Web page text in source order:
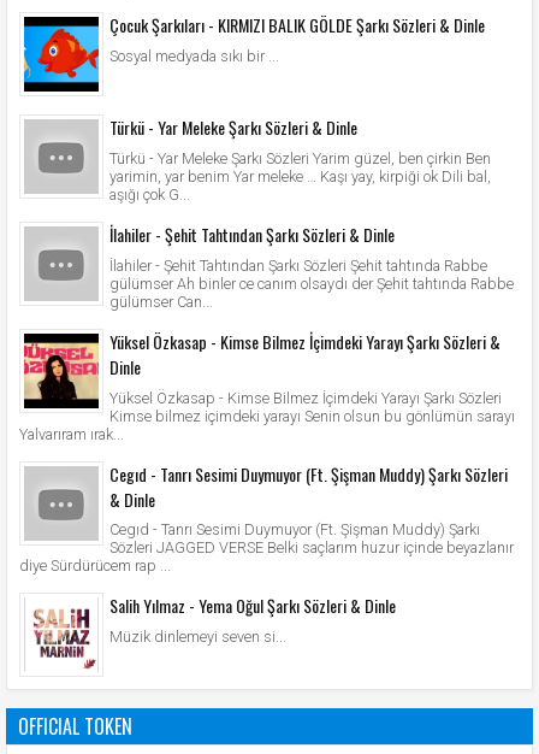
Çocuk Şarkıları - KIRMIZI BALIK GÖLDE Şarkı Sözleri & Dinle
Sosyal medyada sıkı bir ...
Türkü - Yar Meleke Şarkı Sözleri & Dinle
Türkü - Yar Meleke Şarkı Sözleri Yarim güzel, ben çirkin Ben
yarimin, yar benim Yar meleke … Kaşı yay, kirpiği ok Dili bal,
aşığı çok G...
İlahiler - Şehit Tahtından Şarkı Sözleri & Dinle
İlahiler - Şehit Tahtından Şarkı Sözleri Şehit tahtında Rabbe
gülümser Ah binler ce canım olsaydı der Şehit tahtında Rabbe
gülümser Can...
Yüksel Özkasap - Kimse Bilmez İçimdeki Yarayı Şarkı Sözleri &
Dinle
Yüksel Özkasap - Kimse Bilmez İçimdeki Yarayı Şarkı Sözleri
Kimse bilmez içimdeki yarayı Senin olsun bu gönlümün sarayı
Yalvarıram ırak...
Cegıd - Tanrı Sesimi Duymuyor (Ft. Şişman Muddy) Şarkı Sözleri
& Dinle
Cegıd - Tanrı Sesimi Duymuyor (Ft. Şişman Muddy) Şarkı
Sözleri JAGGED VERSE Belki saçlarım huzur içinde beyazlanır
diye Sürdürücem rap ...
Salih Yılmaz - Yema Oğul Şarkı Sözleri & Dinle
Müzik dinlemeyi seven si...
OFFICIAL TOKEN